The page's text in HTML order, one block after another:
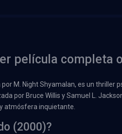
película completa
M. Night Shyamalan, es un thriller
por Bruce Willis y Samuel L.
atmósfera inquietante.
(2000)?